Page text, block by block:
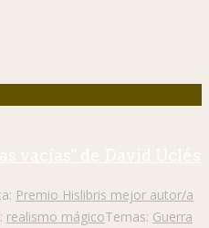
vacías" de David Uclés
Premio Hislibris mejor autor/a
realismo mágicoTemas: Guerra